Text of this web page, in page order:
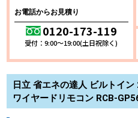
お電話からお見積り
0120-173-119
受付：9:00～19:00(土日祝除く)
日立 省エネの達人 ビルトイ
ワイヤードリモコン RCB-